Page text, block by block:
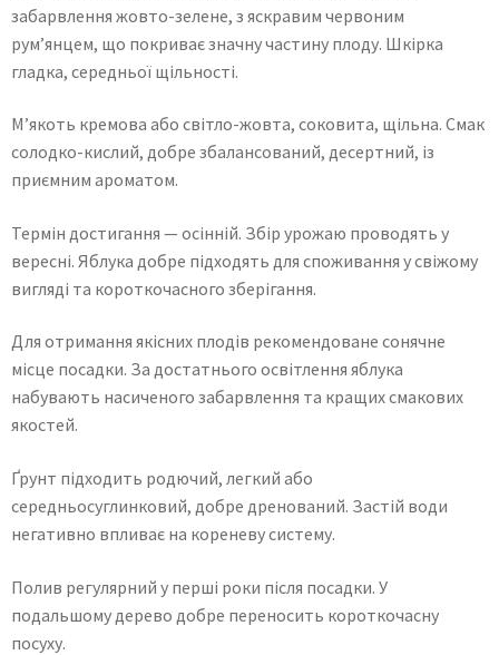
забарвлення жовто-зелене, з яскравим червоним
рум’янцем, що покриває значну частину плоду. Шкірка
гладка, середньої щільності.
М’якоть кремова або світло-жовта, соковита, щільна. Смак
солодко-кислий, добре збалансований, десертний, із
приємним ароматом.
Термін достигання — осінній. Збір урожаю проводять у
вересні. Яблука добре підходять для споживання у свіжому
вигляді та короткочасного зберігання.
Для отримання якісних плодів рекомендоване сонячне
місце посадки. За достатнього освітлення яблука
набувають насиченого забарвлення та кращих смакових
якостей.
Ґрунт підходить родючий, легкий або
середньосуглинковий, добре дренований. Застій води
негативно впливає на кореневу систему.
Полив регулярний у перші роки після посадки. У
подальшому дерево добре переносить короткочасну
посуху.